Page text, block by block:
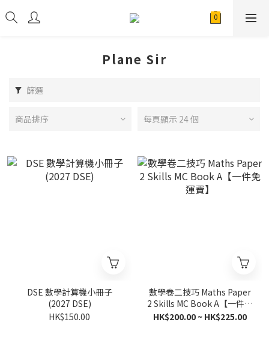
Plane Sir
篩選
商品排序 每頁顯示 24 個
DSE 數學計算機小冊子
(2027 DSE)
HK$150.00
數學卷二技巧 Maths Paper
2 Skills MC Book A【一件免
運費】
HK$200.00 ~ HK$225.00